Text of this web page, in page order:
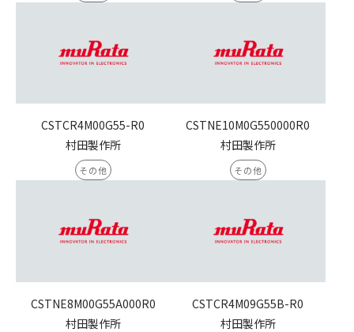
CSTCR4M00G55-R0
村田製作所
その他
CSTNE10M0G550000R0
村田製作所
その他
CSTNE8M00G55A000R0
村田製作所
CSTCR4M09G55B-R0
村田製作所